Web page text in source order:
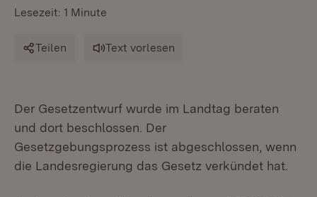
Lesezeit: 1 Minute
Teilen Text vorlesen
Der Gesetzentwurf wurde im Landtag beraten
und dort beschlossen. Der
Gesetzgebungsprozess ist abgeschlossen, wenn
die Landesregierung das Gesetz verkündet hat.